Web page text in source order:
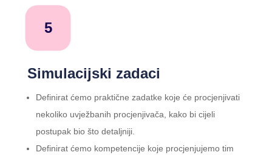
5
Simulacijski zadaci
Definirat ćemo praktične zadatke koje će procjenjivati
nekoliko uvježbanih procjenjivača, kako bi cijeli
postupak bio što detaljniji.
Definirat ćemo kompetencije koje procjenjujemo tim